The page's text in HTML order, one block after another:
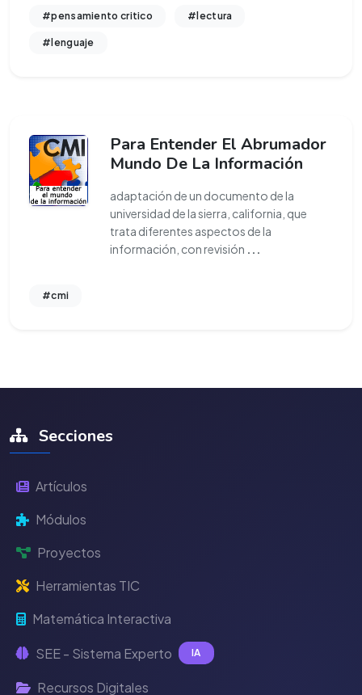
#pensamiento critico #lectura
#lenguaje
Para Entender El Abrumador
Mundo De La Información
adaptación de un documento de la
universidad de la sierra, california, que
trata diferentes aspectos de la
información, con revisión ...
#cmi
Secciones
Artículos
Módulos
Proyectos
Herramientas TIC
Matemática Interactiva
SEE - Sistema Experto IA
Recursos Digitales